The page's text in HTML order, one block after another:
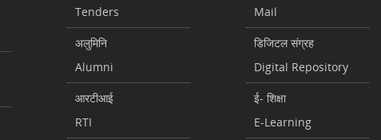
Tenders
अलुमिनि
Alumni
आरटीआई
RTI
Mail
डिजिटल संग्रह
Digital Repository
ई- शिक्षा
E-Learning